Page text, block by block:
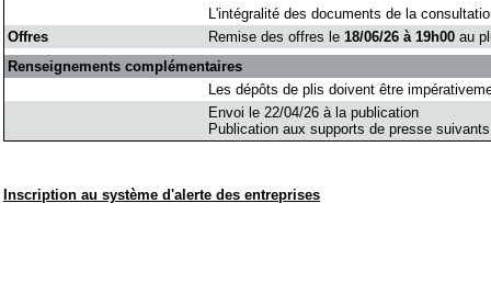
L'intégralité des documents de la
Offres
Remise des offres le 18/06/26 à 19h00 au
Renseignements complémentaires
Les dépôts de plis doivent être
Envoi le 22/04/26 à la publication
Publication aux supports de presse
Inscription au système d'alerte des entreprises